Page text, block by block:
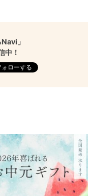
」
中！
ォローする